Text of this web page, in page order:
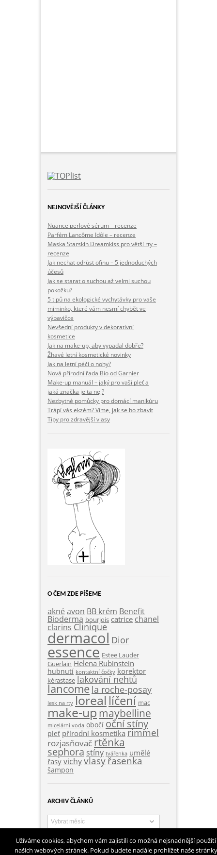
NEJNOVĚJŠÍ ČLÁNKY
Nuance perlové sérum – recenze
Parfém Lancôme Idôle – recenze
Maska Starskin Dreamkiss pro větší rty –
recenze
Jak nechat odrůst ofinu – 5 jednoduchých
účesů
Jak se starat o suchou až velmi suchou
pokožku?
5 tipů na ekologické vychytávky pro vaše
miminko, které vám nesmí chybět ve
výbavičce
Nevšední produkty v dekorativní
kosmetice
Jak na make-up, aby vypadal dobře?
Žhavé letní kosmetické novinky
Jak na letní péči o nohy?
Nová přírodní řada Bio od Garnier
Make-up manuál – jaký pro vaši pleť a
jaká značka je ta nej?
Nezbytné pomůcky pro domácí manikúru
Trápí vás ekzém? Víme, jak se ho zbavit
Tipy pro zdravější vlasy
O ČEM ZDE PÍŠEME
akné avon BB krém Benefit
Bioderma bourjois catrice chanel
clarins Clinique
dermacol Dior
essence Estee Lauder
Guerlain Helena Rubinstein
hubnutí kontaktní čočky korektor
kérastase lakování nehtů
lancome la roche-posay
lesk na rty loreal líčení mac
make-upmaybelline
micelární voda obočí oční stíny
pleť přírodní kosmetika rimmel
rozjasňovač rtěnka
sephora stíny tvářenka umělé
řasyvichyvlasyřasenka
šampon
ARCHIV ČLÁNKŮ
Archiv
článků
Užíváme cookies, abychom vám zajistili co možná nejsnadnější použití
našich webových stránek. Pokud budete nadále prohlížet naše stránky